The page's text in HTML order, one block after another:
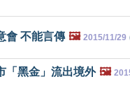
會 不能言傳 🖼️ 2015/11/29
「黑金」流出境外 🖼️